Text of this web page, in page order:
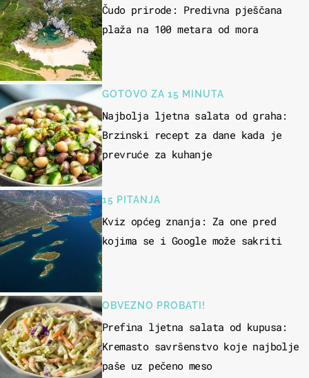
Čudo prirode: Predivna pješčana
plaža na 100 metara od mora
GOTOVO ZA 15 MINUTA
Najbolja ljetna salata od graha:
Brzinski recept za dane kada je
prevruće za kuhanje
15 PITANJA
Kviz općeg znanja: Za one pred
kojima se i Google može sakriti
OBVEZNO PROBATI!
Prefina ljetna salata od kupusa:
Kremasto savršenstvo koje najbolje
paše uz pečeno meso